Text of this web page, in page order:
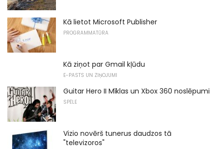
Kā lietot Microsoft Publisher
PROGRAMMATŪRA
Kā ziņot par Gmail kļūdu
E-PASTS UN ZIŅOJUMI
Guitar Hero II Mīklas un Xbox 360 noslēpumi
SPĒLE
Vizio novērš tunerus daudzos tā
"televizoros"